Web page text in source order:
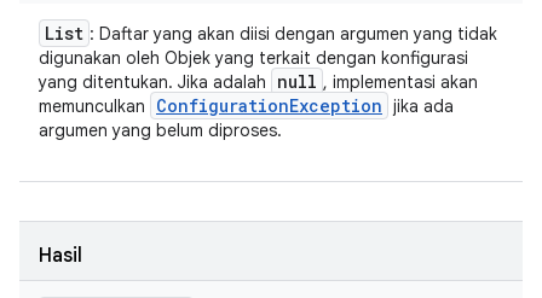
List : Daftar yang akan diisi dengan argumen yang tidak
digunakan oleh Objek yang terkait dengan konfigurasi
yang ditentukan. Jika adalah
null , implementasi akan
memunculkan
ConfigurationException jika ada
argumen yang belum diproses.
Hasil